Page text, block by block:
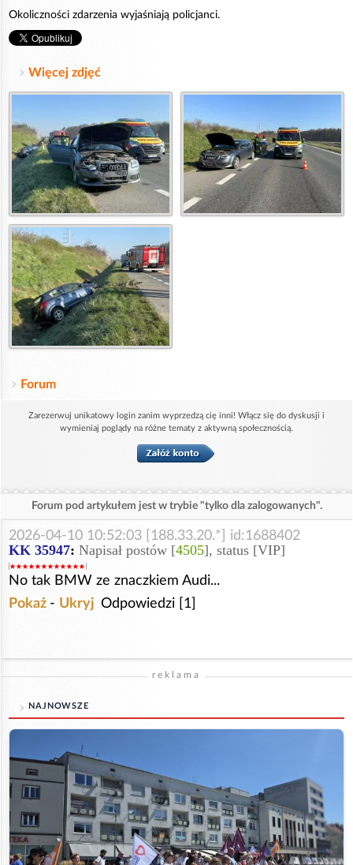
Okoliczności zdarzenia wyjaśniają policjanci.
Więcej zdjęć
Forum
Zarezerwuj unikatowy login zanim wyprzedzą cię inni! Włącz się do dyskusji i
wymieniaj poglądy na różne tematy z aktywną społecznością.
Forum pod artykułem jest w trybie "tylko dla zalogowanych".
2026-04-10 10:52:03 [188.33.20.*] id:1688402
KK 35947: Napisał postów [4505], status [VIP]
No tak BMW ze znaczkiem Audi...
Pokaż - Ukryj Odpowiedzi [1]
reklama
NAJNOWSZE